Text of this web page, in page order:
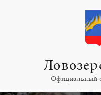
Официальный